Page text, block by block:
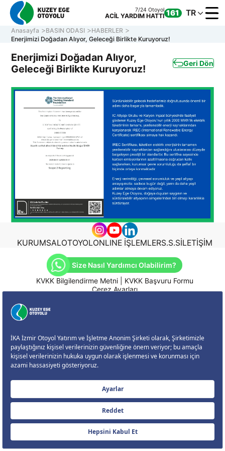
7/24 Otoyol
ACİL YARDIM HATTI 161 TR
OTOYOL
ONLINE
Müşteri Hizmetleri
Hafta içi 08:30 - 17:30
0 850 577 35 35
7/24 Otoyol
ACİL YARDIM HATTI 161
Anasayfa BASIN ODASI
HABERLER
Enerjimizi Doğadan Alıyor, Geleceği Birlikte Kuruyoruz!
Enerjimizi Doğadan Alıyor,
Geleceği Birlikte Kuruyoruz!
Geri Dön
KURUMSALOTOYOLONLINE İŞLEMLERS.S.SİLETİŞİM
Size Nasıl Yardımcı Olabilirim?
KVKK Bilgilendirme Metni| KVKK Başvuru Formu
Çerez Ayarları